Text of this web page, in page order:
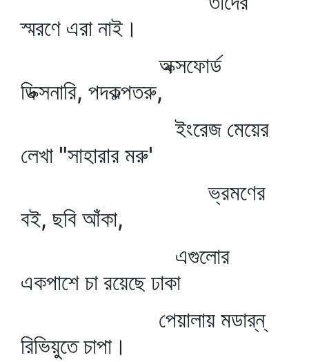
স্মরণে এরা নাই।
অক্সফোর্ড
ডিক্সনারি, পদকল্পতরু,
ইংরেজ মেয়ের
লেখা "সাহারার মরু'
ভ্রমণের
বই, ছবি আঁকা,
এগুলোর
একপাশে চা রয়েছে ঢাকা
পেয়ালায় মডার্‌ন্‌
রিভিয়ুতে চাপা।